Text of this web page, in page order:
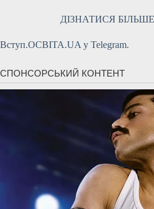
ДІЗНАТИСЯ
Вступ.ОСВІТА.UA у Telegram.